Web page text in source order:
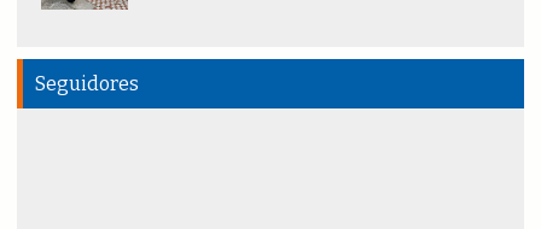
Seguidores